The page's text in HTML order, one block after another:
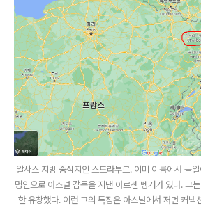
알사스 지방 중심지인 스트라부르. 이미 이름에서 독
명인으로 아스널 감독을 지낸 아르센 벵거가 있다. 그
한 유창했다. 이런 그의 특징은 아스널에서 저먼 커넥